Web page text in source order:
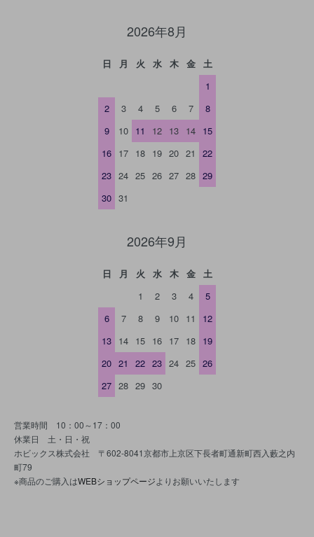
2026年8月
日 月 火 水 木 金
土
1
2
3 4 5 6 7
8
9
10 11 12 13 14 15
16 17 18 19 20 21
22
23 24 25 26 27 28 29
30 31
2026年9月
日 月 火 水 木 金
土
1
2 3 4
5
6
7 8 9 10 11
12
13 14 15 16 17 18 19
20 21 22 23 24 25 26
27 28 29 30
営業時間 10：00～17：00
休業日 土・日・祝
ホビックス株式会社 〒602-8041京都市上京区下長者町通新町西入藪之内
町79
※商品のご購入はWEBショップページよりお願いいたします